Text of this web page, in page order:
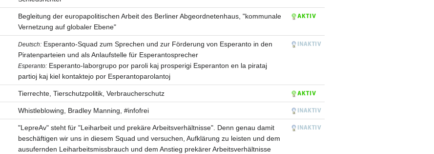
Begleitung der europapolitischen Arbeit des Berliner Abgeordnetenhaus, "kommunale
Vernetzung auf globaler Ebene"
Deutsch: Esperanto-Squad zum Sprechen und zur Förderung von Esperanto in den
Piratenparteien und als Anlaufstelle für Esperantosprecher
Esperanto: Esperanto-laborgrupo por paroli kaj prosperigi Esperanton en la pirataj
partioj kaj kiel kontaktejo por Esperantoparolantoj
Tierrechte, Tierschutzpolitik, Verbraucherschutz
Whistleblowing, Bradley Manning, #infofrei
"LepreAv" steht für "Leiharbeit und prekäre Arbeitsverhältnisse". Denn genau damit
beschäftigen wir uns in diesem Squad und versuchen, Aufklärung zu leisten und dem
ausufernden Leiharbeitsmissbrauch und dem Anstieg prekärer Arbeitsverhältnisse